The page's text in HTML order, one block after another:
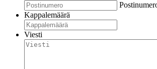
Kappalemäärä
Viesti